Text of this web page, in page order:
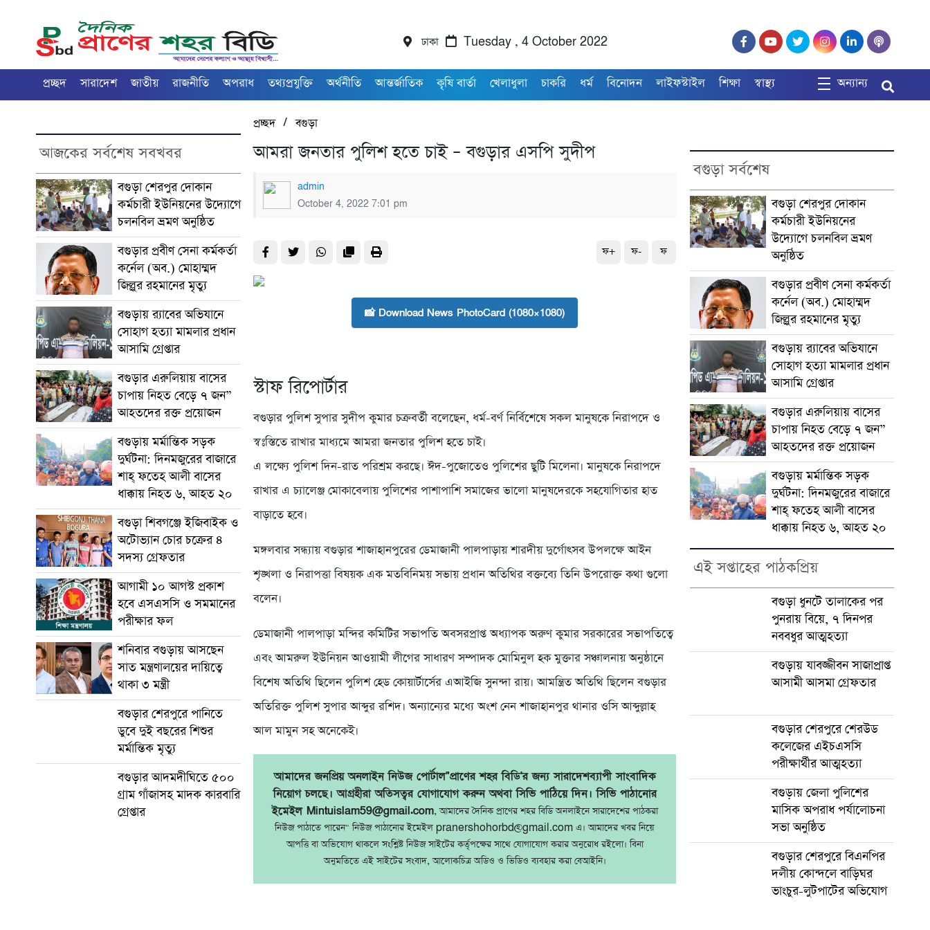
ঢাকা Tuesday , 4 October 2022
প্রচ্ছদ সারাদেশ জাতীয় রাজনীতি অপরাধ তথ্যপ্রযুক্তি অর্থনীতি আন্তর্জাতিক কৃষি বার্তা খেলাধুলা চাকরি ধর্ম বিনোদন লাইফস্টাইল শিক্ষা স্বাস্থ্য অন্যান্য
আজকের সর্বশেষ সবখবর
বগুড়া শেরপুর দোকান
কর্মচারী ইউনিয়নের উদ্যোগে
চলনবিল ভ্রমণ অনুষ্ঠিত
বগুড়ার প্রবীণ সেনা কর্মকর্তা
কর্নেল (অব.) মোহাম্মদ
জিল্লুর রহমানের মৃত্যু
‎বগুড়ায় র‍্যাবের অভিযানে
সোহাগ হত্যা মামলার প্রধান
আসামি গ্রেপ্তার
বগুড়ার এরুলিয়ায় বাসের
চাপায় নিহত বেড়ে ৭ জন”
আহতদের রক্ত প্রয়োজন
বগুড়ায় মর্মান্তিক সড়ক
দুর্ঘটনা: দিনমজুরের বাজারে
শাহ্ ফতেহ আলী বাসের
ধাক্কায় নিহত ৬, আহত ২০
বগুড়া শিবগঞ্জে ইজিবাইক ও
অটোভ্যান চোর চক্রের ৪
সদস্য গ্রেফতার
আগামী ১০ আগস্ট প্রকাশ
হবে এসএসসি ও সমমানের
পরীক্ষার ফল
শনিবার বগুড়ায় আসছেন
সাত মন্ত্রণালয়ের দায়িত্বে
থাকা ৩ মন্ত্রী
বগুড়ার শেরপুরে পানিতে
ডুবে দুই বছরের শিশুর
মর্মান্তিক মৃত্যু
বগুড়ার আদমদীঘিতে ৫০০
গ্রাম গাঁজাসহ মাদক কারবারি
গ্রেপ্তার
প্রচ্ছদ/বগুড়া
আমরা জনতার পুলিশ হতে চাই – বগুড়ার এসপি সুদীপ
admin
October 4, 2022 7:01 pm
ফ+ ফ- ফ
📸 Download News PhotoCard (1080×1080)
স্টাফ রিপোর্টার
বগুড়ার পুলিশ সুপার সুদীপ কুমার চক্রবর্তী বলেছেন, ধর্ম-বর্ণ নির্বিশেষে সকল মানুষকে নিরাপদে ও
স্বঃস্তিতে রাখার মাধ্যমে আমরা জনতার পুলিশ হতে চাই।
এ লক্ষ্যে পুলিশ দিন-রাত পরিশ্রম করছে। ঈদ-পুজোতেও পুলিশের ছুটি মিলেনা। মানুষকে নিরাপদে
রাখার এ চ্যালেঞ্জ মোকাবেলায় পুলিশের পাশাপাশি সমাজের ভালো মানুষদেরকে সহযোগিতার হাত
বাড়াতে হবে।
মঙ্গলবার সন্ধ্যায় বগুড়ার শাজাহানপুরের ডেমাজানী পালপাড়ায় শারদীয় দুর্গোৎসব উপলক্ষে আইন
শৃঙ্খলা ও নিরাপত্তা বিষয়ক এক মতবিনিময় সভায় প্রধান অতিথির বক্তব্যে তিনি উপরোক্ত কথা গুলো
বলেন।
ডেমাজানী পালপাড়া মন্দির কমিটির সভাপতি অবসরপ্রাপ্ত অধ্যাপক অরুণ কুমার সরকারের সভাপতিত্বে
এবং আমরুল ইউনিয়ন আওয়ামী লীগের সাধারণ সম্পাদক মোমিনুল হক মুক্তার সঞ্চালনায় অনুষ্ঠানে
বিশেষ অতিথি ছিলেন পুলিশ হেড কোয়ার্টার্সের এআইজি সুনন্দা রায়। আমন্ত্রিত অতিথি ছিলেন বগুড়ার
অতিরিক্ত পুলিশ সুপার আব্দুর রশিদ। অন্যান্যের মধ্যে অংশ নেন শাজাহানপুর থানার ওসি আব্দুল্লাহ
আল মামুন সহ অনেকেই।
আমাদের জনপ্রিয় অনলাইন নিউজ পোর্টাল"প্রাণের শহর বিডি'র জন্য সারাদেশব্যাপী সাংবাদিক
নিয়োগ চলছে। আগ্রহীরা অতিসত্বর যোগাযোগ করুন অথবা সিভি পাঠিয়ে দিন। সিভি পাঠানোর
ইমেইল Mintuislam59@gmail.com, আমাদের দৈনিক প্রাণের শহর বিডি অনলাইনে সারাদেশের পাঠকরা
নিউজ পাঠাতে পারেন" নিউজ পাঠানোর ইমেইল pranershohorbd@gmail.com এ। আমাদের খবর নিয়ে
আপত্তি বা অভিযোগ থাকলে সংশ্লিষ্ট নিউজ সাইটের কর্তৃপক্ষের সাথে যোগাযোগ করার অনুরোধ রইলো। বিনা
অনুমতিতে এই সাইটের সংবাদ, আলোকচিত্র অডিও ও ভিডিও ব্যবহার করা বেআইনি।
বগুড়া সর্বশেষ
বগুড়া শেরপুর দোকান
কর্মচারী ইউনিয়নের
উদ্যোগে চলনবিল ভ্রমণ
অনুষ্ঠিত
বগুড়ার প্রবীণ সেনা কর্মকর্তা
কর্নেল (অব.) মোহাম্মদ
জিল্লুর রহমানের মৃত্যু
‎বগুড়ায় র‍্যাবের অভিযানে
সোহাগ হত্যা মামলার প্রধান
আসামি গ্রেপ্তার
বগুড়ার এরুলিয়ায় বাসের
চাপায় নিহত বেড়ে ৭ জন”
আহতদের রক্ত প্রয়োজন
বগুড়ায় মর্মান্তিক সড়ক
দুর্ঘটনা: দিনমজুরের বাজারে
শাহ্ ফতেহ আলী বাসের
ধাক্কায় নিহত ৬, আহত ২০
এই সপ্তাহের পাঠকপ্রিয়
বগুড়া ধুনটে তালাকের পর
পুনরায় বিয়ে, ৭ দিনপর
নববধুর আত্মহত্যা
বগুড়ায় যাবজ্জীবন সাজাপ্রাপ্ত
আসামী আসমা গ্রেফতার
বগুড়ার শেরপুরে শেরউড
কলেজের এইচএসসি
পরীক্ষার্থীর আত্মহত্যা
বগুড়ায় জেলা পুলিশের
মাসিক অপরাধ পর্যালোচনা
সভা অনুষ্ঠিত
বগুড়ার শেরপুরে বিএনপির
দলীয় কোন্দলে বাড়িঘর
ভাংচুর-লুটপাটের অভিযোগ